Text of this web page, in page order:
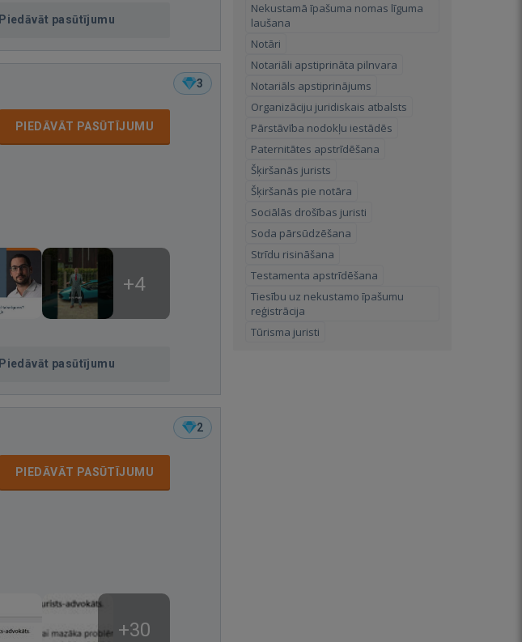
Piedāvāt pasūtījumu
3
PIEDĀVĀT PASŪTĪJUMU
+4
Piedāvāt pasūtījumu
2
PIEDĀVĀT PASŪTĪJUMU
+30
Nekustamā īpašuma nomas līguma
laušana
Notāri
Notariāli apstiprināta pilnvara
Notariāls apstiprinājums
Organizāciju juridiskais atbalsts
Pārstāvība nodokļu iestādēs
Paternitātes apstrīdēšana
Šķiršanās jurists
Šķiršanās pie notāra
Sociālās drošības juristi
Soda pārsūdzēšana
Strīdu risināšana
Testamenta apstrīdēšana
Tiesību uz nekustamo īpašumu
reģistrācija
Tūrisma juristi